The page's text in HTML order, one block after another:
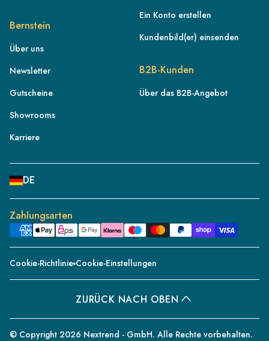
Bernstein
Über uns
Newsletter
Gutscheine
Showrooms
Karriere
Ein Konto erstellen
Kundenbild(er) einsenden
B2B-Kunden
Über das B2B-Angebot
DE
AT
CH
FR
IT
ES
PT
DK
SE
Zahlungsarten
Cookie-Richtlinie Cookie-Einstellungen
ZURÜCK NACH OBEN
© Copyright 2026 Nextrend - GmbH. Alle Rechte vorbehalten.